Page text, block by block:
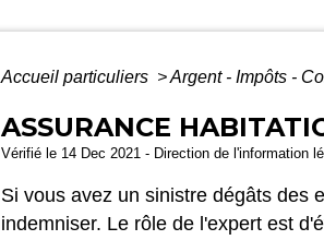
Accueil particuliers >Argent - Impôts -
ASSURANCE
Vérifié le 14 Dec 2021 - Direction de l'information
Si vous avez un sinistre dégâts des
indemniser. Le rôle de l'expert est